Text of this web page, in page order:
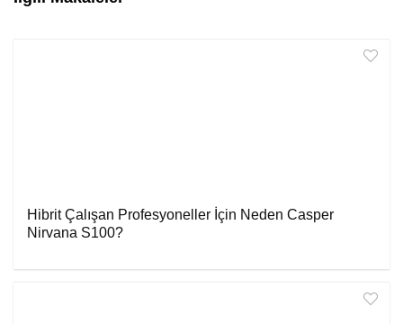
Hibrit Çalışan Profesyoneller İçin Neden Casper
Nirvana S100?